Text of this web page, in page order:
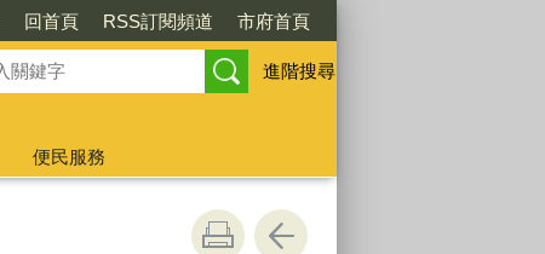
回首頁 RSS訂閱頻道 市府首頁
進階搜尋
便民服務